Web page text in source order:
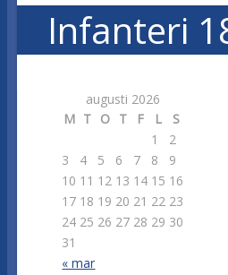
Infanteri
augusti 2026
M T O T F L S
« mar
1
2
3
4 5 6 7 8
9
10 11 12 13 14 15 16
17 18 19 20 21 22 23
24 25 26 27 28 29 30
31